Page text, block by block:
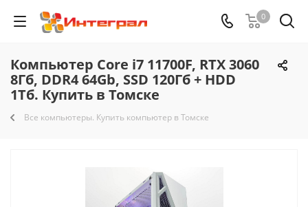
0
Компьютер Core i7 11700F, RTX 3060
8Гб, DDR4 64Gb, SSD 120Гб + HDD
1Тб. Купить в Томске
Все компьютеры. Купить компьютер в Томске